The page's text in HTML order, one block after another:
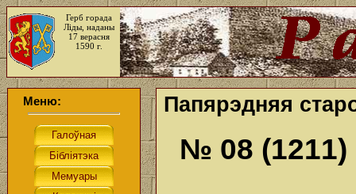
Герб горада
Ліды, наданы
17 верасня
1590 г.
Меню: Папярэдняя
№ 08 (1211)